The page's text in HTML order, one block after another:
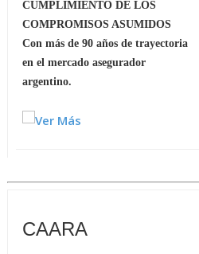
CUMPLIMIENTO DE LOS
COMPROMISOS ASUMIDOS
Con más de 90 años de trayectoria
en el mercado asegurador
argentino.
CAARA